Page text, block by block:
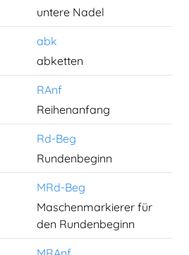
untere Nadel
abk
abketten
RAnf
Reihenanfang
Rd-Beg
Rundenbeginn
MRd-Beg
Maschenmarkierer für
den Rundenbeginn